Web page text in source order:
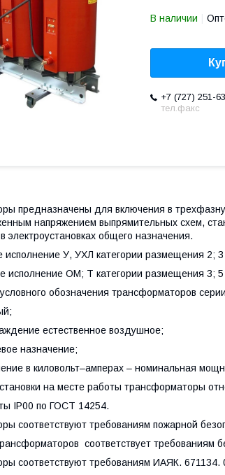
В наличии
+7 (727) 251-
тел.факс
предназначены для включения в
напряжением выпрямительных схем,
электроустановках общего назначения.
исполнение У, УХЛ категории размещения 2;
исполнение ОМ; Т категории размещения 3;
обозначения трансформаторов
естественное воздушное;
назначение;
в киловольт–амперах – номинальная
на месте работы трансформаторы
IP00 по ГОСТ 14254.
соответствуют требованиям пожарной
соответствует
соответствуют требованиям ИАЯК. 671134.